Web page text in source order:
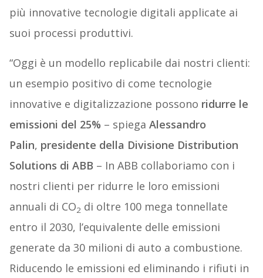
più innovative tecnologie digitali applicate ai
suoi processi produttivi.
“Oggi è un modello replicabile dai nostri clienti:
un esempio positivo di come tecnologie
innovative e digitalizzazione possono ridurre le
emissioni del 25% – spiega Alessandro
Palin, presidente della Divisione Distribution
Solutions di ABB – In ABB collaboriamo con i
nostri clienti per ridurre le loro emissioni
annuali di CO2 di oltre 100 mega tonnellate
entro il 2030, l’equivalente delle emissioni
generate da 30 milioni di auto a combustione.
Riducendo le emissioni ed eliminando i rifiuti in